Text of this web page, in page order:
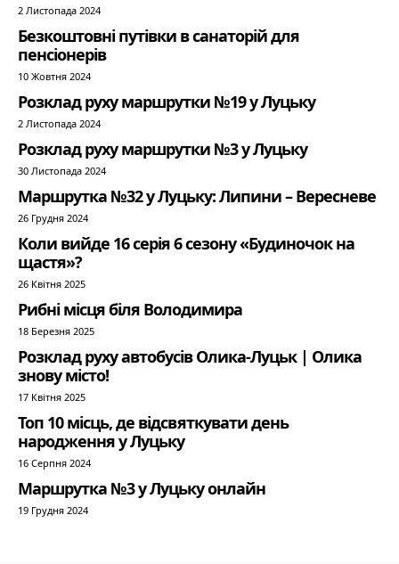
2 Листопада 2024
Безкоштовні путівки в санаторій для
пенсіонерів
10 Жовтня 2024
Розклад руху маршрутки №19 у Луцьку
2 Листопада 2024
Розклад руху маршрутки №3 у Луцьку
30 Листопада 2024
Маршрутка №32 у Луцьку: Липини – Вересневе
26 Грудня 2024
Коли вийде 16 серія 6 сезону «Будиночок на
щастя»?
26 Квітня 2025
Рибні місця біля Володимира
18 Березня 2025
Розклад руху автобусів Олика-Луцьк | Олика
знову місто!
17 Квітня 2025
Топ 10 місць, де відсвяткувати день
народження у Луцьку
16 Серпня 2024
Маршрутка №3 у Луцьку онлайн
19 Грудня 2024